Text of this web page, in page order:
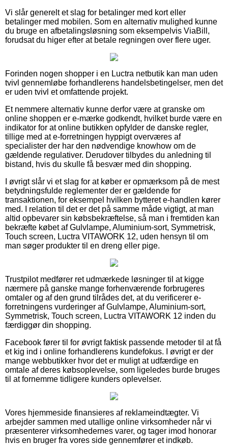
Vi slår generelt et slag for betalinger med kort eller
betalinger med mobilen. Som en alternativ mulighed kunne
du bruge en afbetalingsløsning som eksempelvis ViaBill,
forudsat du higer efter at betale regningen over flere uger.
Forinden nogen shopper i en Luctra netbutik kan man uden
tvivl gennemløbe forhandlerens handelsbetingelser, men det
er uden tvivl et omfattende projekt.
Et nemmere alternativ kunne derfor være at granske om
online shoppen er e-mærke godkendt, hvilket burde være en
indikator for at online butikken opfylder de danske regler,
tillige med at e-forretningen hyppigt overværes af
specialister der har den nødvendige knowhow om de
gældende regulativer. Derudover tilbydes du anledning til
bistand, hvis du skulle få besvær med din shopping.
I øvrigt slår vi et slag for at køber er opmærksom på de mest
betydningsfulde reglementer der er gældende for
transaktionen, for eksempel hvilken bytteret e-handlen kører
med. I relation til det er det på samme måde vigtigt, at man
altid opbevarer sin købsbekræftelse, så man i fremtiden kan
bekræfte købet af Gulvlampe, Aluminium-sort, Symmetrisk,
Touch screen, Luctra VITAWORK 12, uden hensyn til om
man søger produkter til en dreng eller pige.
Trustpilot medfører ret udmærkede løsninger til at kigge
nærmere på ganske mange forhenværende forbrugeres
omtaler og af den grund tilrådes det, at du verificerer e-
forretningens vurderinger af Gulvlampe, Aluminium-sort,
Symmetrisk, Touch screen, Luctra VITAWORK 12 inden du
færdiggør din shopping.
Facebook fører til for øvrigt faktisk passende metoder til at få
et kig ind i online forhandlerens kundefokus. I øvrigt er der
mange webbutikker hvor det er muligt at udfærdige en
omtale af deres købsoplevelse, som ligeledes burde bruges
til at fornemme tidligere kunders oplevelser.
Vores hjemmeside finansieres af reklameindtægter. Vi
arbejder sammen med utallige online virksomheder når vi
præsenterer virksomhedernes varer, og tager imod honorar
hvis en bruger fra vores side gennemfører et indkøb.